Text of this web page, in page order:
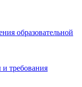
образовательной
и требования